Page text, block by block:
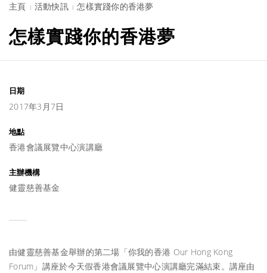
主頁 活動快訊 怎樣實踐你的香港夢
怎樣實踐你的香港夢
日期
2017年3月7日
地點
香港會議展覽中心演講廳
主辦機構
健靈慈善基金
由健靈慈善基金舉辦的第二場「你我的香港 Our Hong Kong
Forum」講座於今天假香港會議展覽中心演講廳完滿結束。講座由